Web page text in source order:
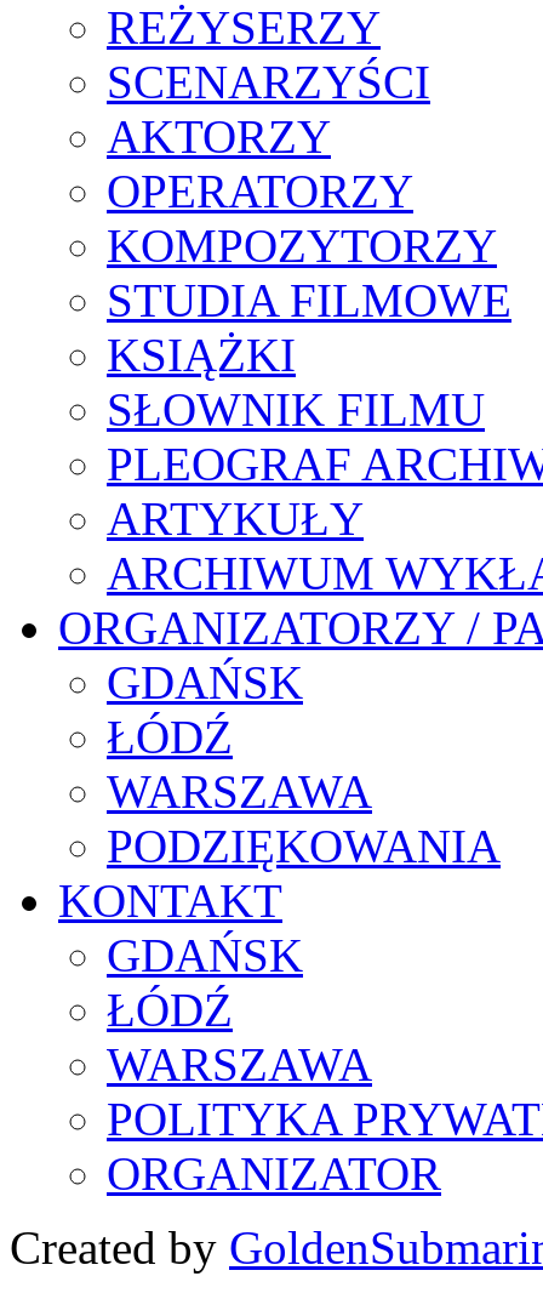
REŻYSERZY
SCENARZYŚCI
AKTORZY
OPERATORZY
KOMPOZYTORZY
STUDIA FILMOWE
KSIĄŻKI
SŁOWNIK FILMU
PLEOGRAF
ARTYKUŁY
ARCHIWUM
ORGANIZATORZY /
GDAŃSK
ŁÓDŹ
WARSZAWA
PODZIĘKOWANIA
KONTAKT
GDAŃSK
ŁÓDŹ
WARSZAWA
POLITYKA
ORGANIZATOR
Created by